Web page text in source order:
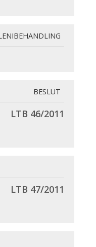
BESLUT
LTB 46/2011
LTB 47/2011